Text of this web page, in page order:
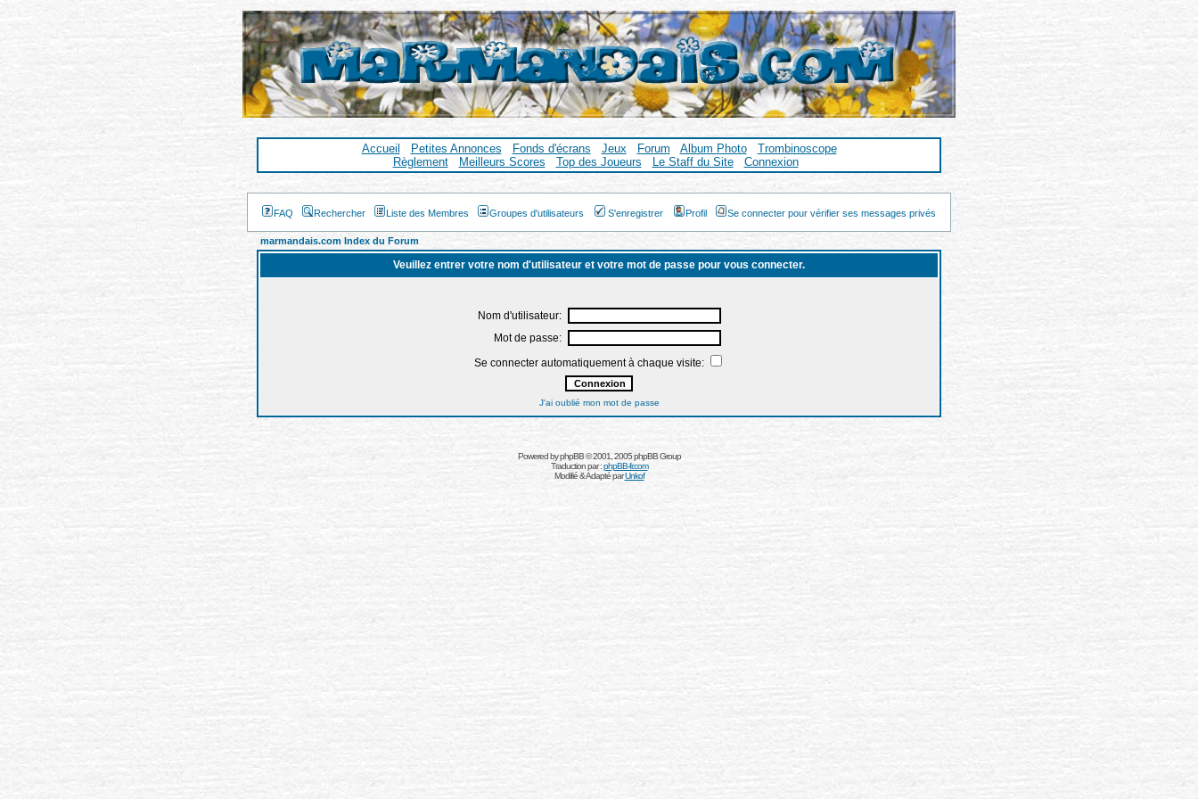
Accueil Petites Annonces Fonds d'écrans Jeux Forum Album Photo
Trombinoscope
Règlement
Meilleurs Scores Top des Joueurs Le Staff du Site Connexion
FAQ Rechercher Liste des Membres Groupes d'utilisateurs S'enregistrer Profil Se connecter pour vérifier ses messages privés
marmandais.com Index du Forum
Veuillez entrer votre nom d'utilisateur et votre mot de passe pour vous connecter.
Nom d'utilisateur:
Mot de passe:
Se connecter automatiquement à chaque visite:
J'ai oublié mon mot de passe
Powered byphpBB© 2001, 2005 phpBB Group
Traduction par :phpBB-fr.com
Modifié & Adapté parUnkof